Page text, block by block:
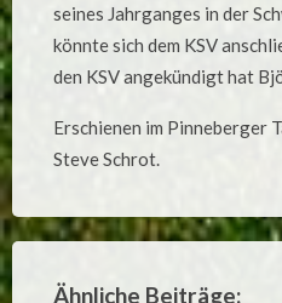
seines Jahrganges in der
könnte sich dem KSV
den KSV angekündigt hat
Erschienen im Pinneberger
Steve Schrot.
Ähnliche Beiträge: